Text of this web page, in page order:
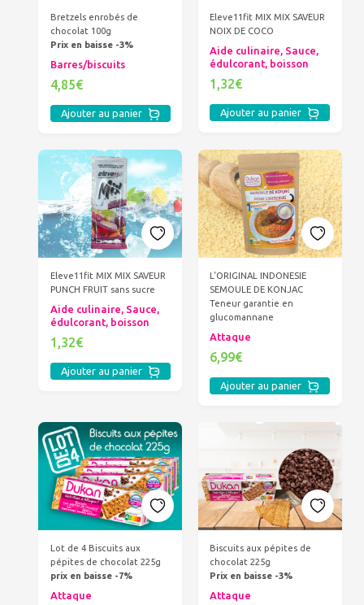
Bretzels enrobés de
chocolat 100g
Prix en baisse -3%
Barres/biscuits
4,85€
Ajouter au panier
Eleve11fit MIX MIX SAVEUR
NOIX DE COCO
Aide culinaire, Sauce,
édulcorant, boisson
1,32€
Ajouter au panier
Eleve11fit MIX MIX SAVEUR
PUNCH FRUIT sans sucre
Aide culinaire, Sauce,
édulcorant, boisson
1,32€
Ajouter au panier
L'ORIGINAL INDONESIE
SEMOULE DE KONJAC
Teneur garantie en
glucomannane
Attaque
6,99€
Ajouter au panier
Lot de 4 Biscuits aux
pépites de chocolat 225g
prix en baisse -7%
Attaque
Biscuits aux pépites de
chocolat 225g
Prix en baisse -3%
Attaque